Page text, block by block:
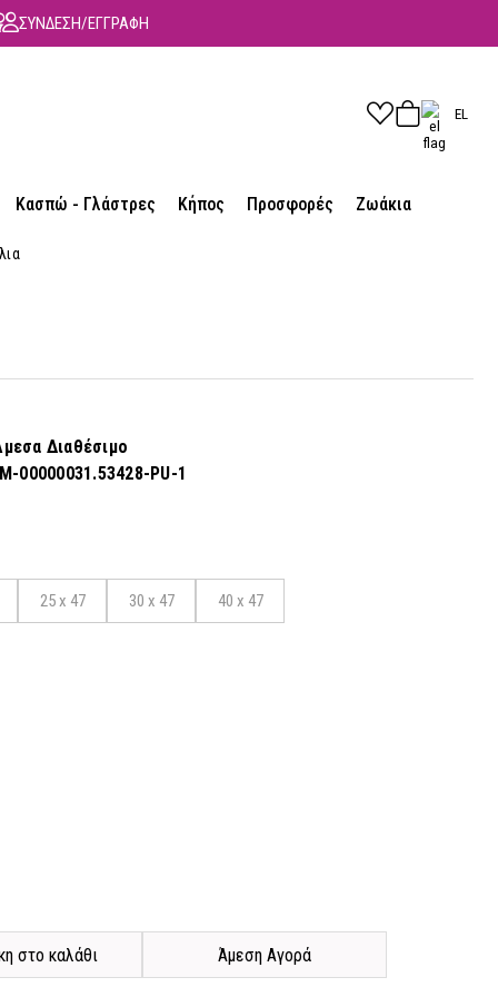
ΣΥΝΔΕΣΗ/ΕΓΓΡΑΦΗ
EL
Κασπώ - Γλάστρες Κήπος Προσφορές Ζωάκια
Διαθέσιμο
00000031.53428-PU-1
25 x 47 30 x 47 40 x 47
στο καλάθι Άμεση Αγορά